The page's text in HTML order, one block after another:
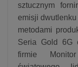
sztucznym
emisji
metodami
Seria Gold 6G
firmie